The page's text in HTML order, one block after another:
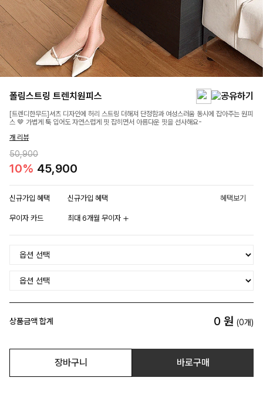
폴림스트링 트렌치원피스
[트렌디한무드]셔츠 디자인에 허리 스트링 더해져 단정함과 여성스러움 동시에 잡아주는 원피
스 🤎 가볍게 툭 입어도 자연스럽게 핏 잡히면서 아름다운 핏을 선사해요-
개 리뷰
50,900
10% 45,900
신규가입 혜택 신규가입 혜택 혜택보기
무이자 카드 최대 6개월 무이자
상품금액 합계 0 원 (0개)
장바구니 바로구매